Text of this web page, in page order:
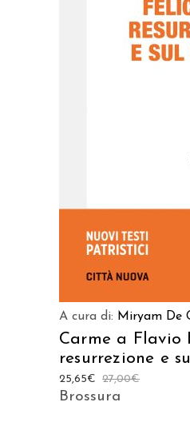
A cura di: Miryam De
Carme a Flavio
resurrezione e
27,00€
25,65€
Brossura